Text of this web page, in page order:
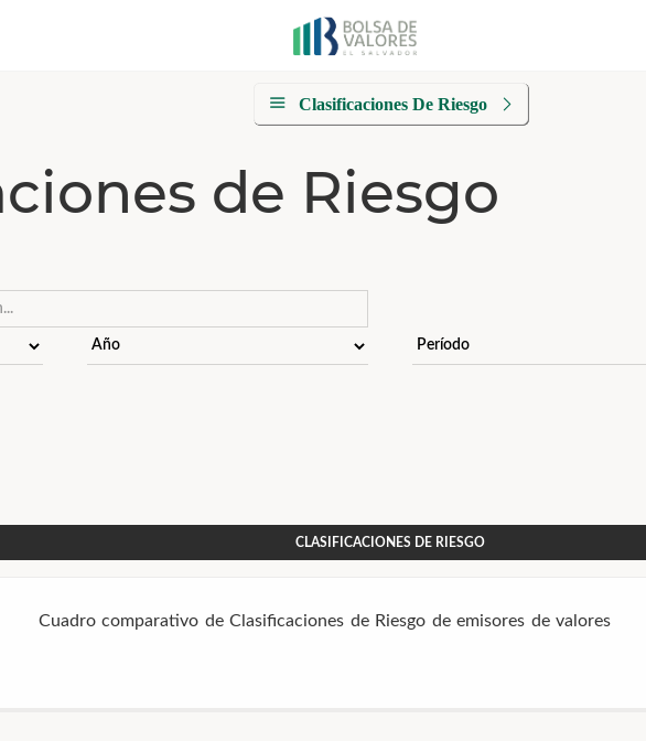
Clasificaciones De Riesgo
de Riesgo
CLASIFICACIONES DE RIESGO
Cuadro comparativo de Clasificaciones de Riesgo de emisores de valores